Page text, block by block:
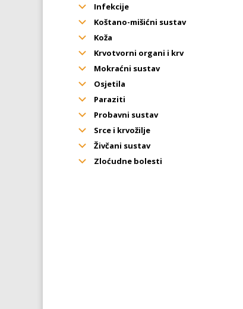
Infekcije
Koštano-mišićni sustav
Koža
Krvotvorni organi i krv
Mokraćni sustav
Osjetila
Paraziti
Probavni sustav
Srce i krvožilje
Živčani sustav
Zloćudne bolesti